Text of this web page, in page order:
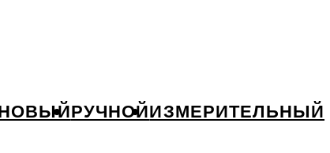
РУЧНОЙИЗМЕРИТЕЛЬНЫЙ